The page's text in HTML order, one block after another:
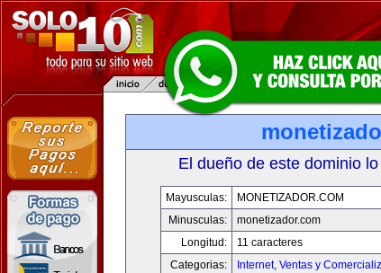
El dueño de este dominio
Mayusculas:
MONETIZADOR.COM
Minusculas:
monetizador.com
Longitud:
11 caracteres
Categorias:
Internet, Ventas y